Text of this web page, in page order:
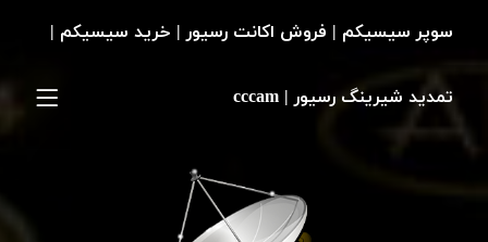
سوپر سیسیکم | فروش اکانت رسیور | خرید سیسیکم |
تمدید شیرینگ رسیور | cccam